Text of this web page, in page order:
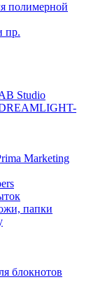
полимерной
пр.
Studio
DREAMLIGHT-
Marketing
папки
блокнотов